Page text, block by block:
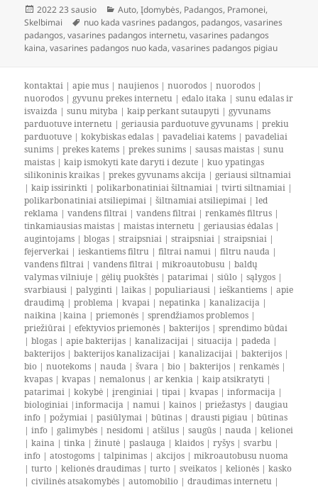
Paskelbta
2022 23 sausio Kategorijos
Auto,Įdomybės, Padangos, Pramonei,
Skelbimai
Žymos
nuo kada vasrines padangos, padangos,vasarines
padangos,vasarines padangos internetu,vasarines padangos
kaina,vasarines padangos nuo kada,vasarines padangos pigiau
kontaktai |apie mus |naujienos |nuorodos |nuorodos |
nuorodos | gyvunu prekes internetu |edalo itaka |sunu edalas ir
isvaizda |sunu mityba |kaip perkant sutaupyti | gyvunams
parduotuve internetu | geriausia parduotuve gyvunams |prekiu
parduotuve |kokybiskas edalas |pavadeliai katems |pavadeliai
sunims |prekes katems |prekes sunims |sausas maistas |sunu
maistas |kaip ismokyti kate daryti i dezute |kuo ypatingas
silikoninis kraikas |prekes gyvunams akcija | geriausi siltnamiai
|kaip issirinkti |polikarbonatiniai šiltnamiai |tvirti siltnamiai |
polikarbonatiniai atsiliepimai |šiltnamiai atsiliepimai |led
reklama |vandens filtrai |vandens filtrai |renkamės filtrus |
tinkamiausias maistas |maistas internetu | geriausias ėdalas |
augintojams |blogas |straipsniai |straipsniai |straipsniai |
fejerverkai |ieskantiems filtru |filtrai namui |filtru nauda |
vandens filtrai |vandens filtrai |mikroautobusu |baldų
valymas vilniuje | gėlių puokštės |patarimai |siūlo |sąlygos |
svarbiausi |palyginti |laikas |populiariausi |ieškantiems |apie
draudimą |problema |kvapai |nepatinka |kanalizacija |
naikina |kaina |priemonės |sprendžiamos problemos |
priežiūrai |efektyvios priemonės |bakterijos |sprendimo būdai
|blogas |apie bakterijas |kanalizacijai |situacija |padeda |
bakterijos |bakterijos kanalizacijai |kanalizacijai |bakterijos |
bio |nuotekoms |nauda |švara |bio |bakterijos |renkamės |
kvapas |kvapas |nemalonus |ar kenkia |kaip atsikratyti |
patarimai |kokybė |įrenginiai |tipai |kvapas |informacija |
biologiniai |informacija |namui |kainos |priežastys |daugiau
info |požymiai |pasiūlymai |būtinas |drausti pigiau |būtinas
|info | galimybės |nesidomi |atšilus |saugūs |nauda |kelionei
|kaina |tinka |žinutė |paslauga |klaidos |ryšys |svarbu |
info |atostogoms |talpinimas |akcijos |mikroautobusu nuoma
|turto |kelionės draudimas |turto |sveikatos |kelionės |kasko
|civilinės atsakomybės |automobilio |draudimas internetu |